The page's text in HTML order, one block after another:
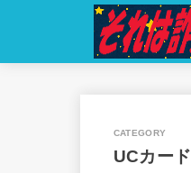
UCカード